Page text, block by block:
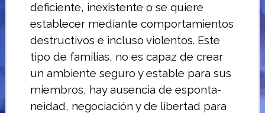
deficiente, inexistente o se quiere
establecer mediante comporta­mientos
destructivos e incluso violentos. Este
tipo de familias, no es capaz de crear
un ambiente seguro y estable para sus
miembros, hay ausencia de esponta­
neidad, negociación y de libertad para